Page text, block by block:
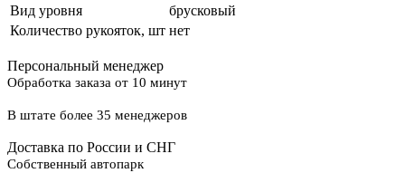
Вид уровня
брусковый
Количество рукояток, шт нет
Персональный менеджер
Обработка заказа от 10 минут
В штате более 35 менеджеров
Доставка по России и СНГ
Собственный автопарк